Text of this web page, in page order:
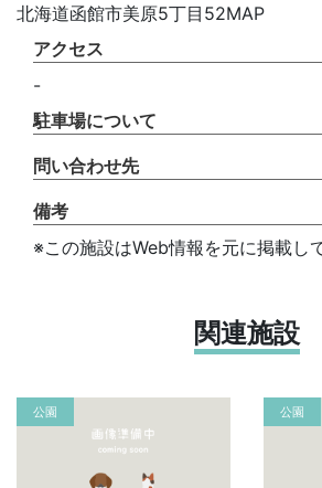
北海道函館市美原5丁目52MAP
アクセス
-
駐車場について
問い合わせ先
備考
※この施設はWeb情報を元に掲載し
関連施設
公園 公園